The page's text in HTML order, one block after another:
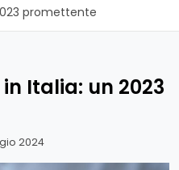
promettente
Italia: un 2023
2024